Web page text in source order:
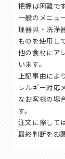
把握は困難です
一般のメニュ
理器具・洗浄
ものを使用し
他の食材にア
います。
上記事由によ
レルギー対応
なお客様の場
す。
注文に際して
最終判断をお